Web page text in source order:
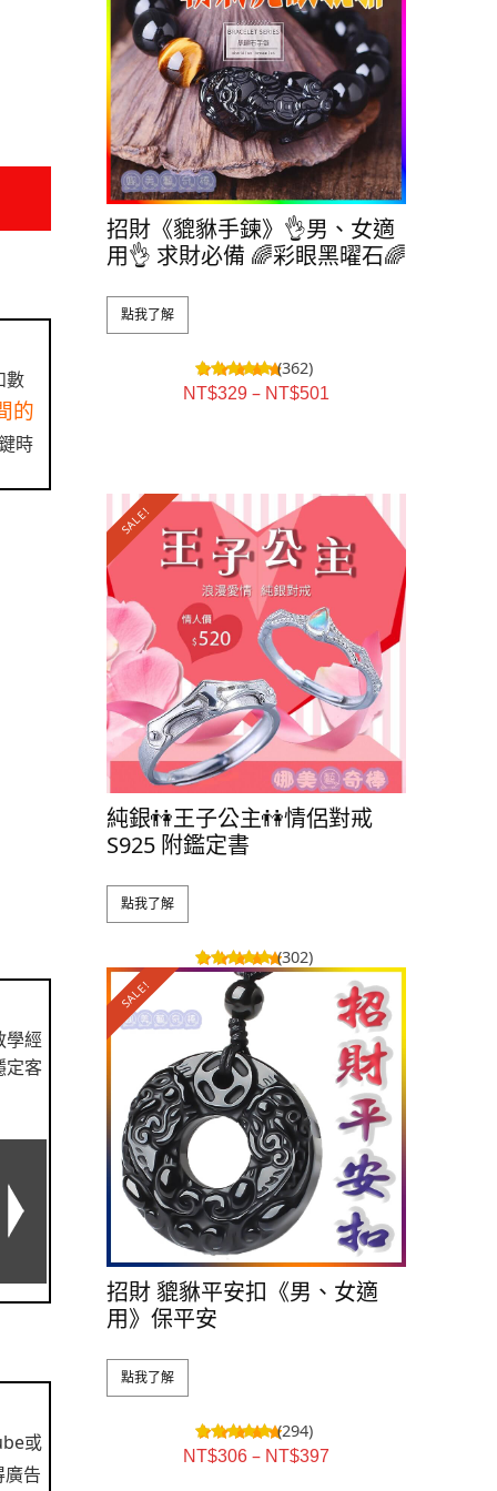
數
的
時
學經
定客
或
告
招財《貔貅手鍊》👌男、女適
用👌 求財必備 🌈彩眼黑曜石🌈
點我了解
(362)
NT$329 – NT$501
SALE!
純銀👫王子公主👫情侶對戒
S925 附鑑定書
點我了解
(302)
SALE!
招財 貔貅平安扣《男、女適
用》保平安
點我了解
(294)
NT$306 – NT$397